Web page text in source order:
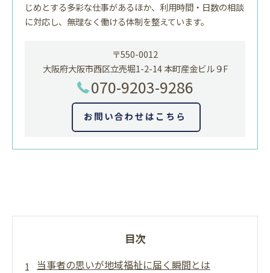
じめとする多彩な仕事があるほか、利用時間・日数の相談
に対応し、無理なく働ける体制を整えています。
〒550-0012
大阪府大阪市西区立売堀1-2-14 本町産金ビル９F
070-9203-9286
お問い合わせはこちら
目次
当事者の思いが地域福祉に届く瞬間とは